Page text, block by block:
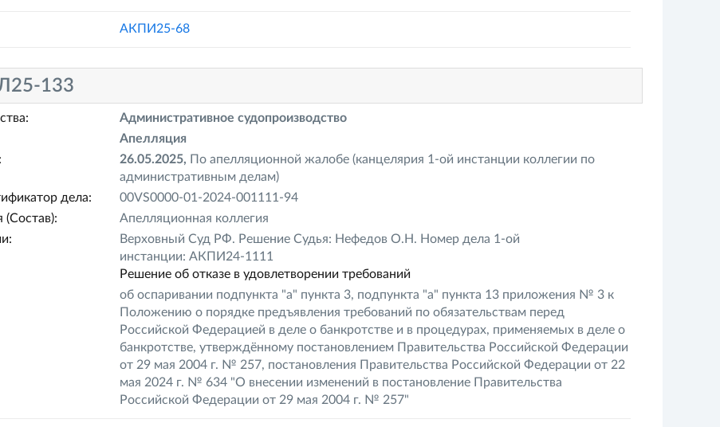
АКПИ25-68
133
Административное судопроизводство
Апелляция
26.05.2025, По апелляционной жалобе (канцелярия 1-ой инстанции коллегии по
административным делам)
дела:
00VS0000-01-2024-001111-94
(Состав):
Апелляционная коллегия
Верховный Суд РФ. Решение Судья: Нефедов О.Н. Номер дела 1-ой
инстанции: АКПИ24-1111
Решение об отказе в удовлетворении требований
об оспаривании подпункта "а" пункта 3, подпункта "а" пункта 13 приложения № 3 к
Положению о порядке предъявления требований по обязательствам перед
Российской Федерацией в деле о банкротстве и в процедурах, применяемых в деле о
банкротстве, утверждённому постановлением Правительства Российской Федерации
от 29 мая 2004 г. № 257, постановления Правительства Российской Федерации от 22
мая 2024 г. № 634 "О внесении изменений в постановление Правительства
Российской Федерации от 29 мая 2004 г. № 257"